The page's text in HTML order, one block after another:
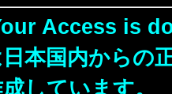
Access is
本国内からの
しています。